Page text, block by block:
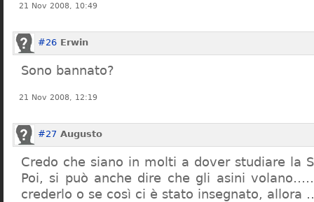
21 Nov 2008, 10:49
#26 Erwin
Sono bannato?
21 Nov 2008, 12:19
#27 Augusto
Credo che siano in molti a dover studiare la
Poi, si può anche dire che gli asini
crederlo o se così ci è stato insegnato,